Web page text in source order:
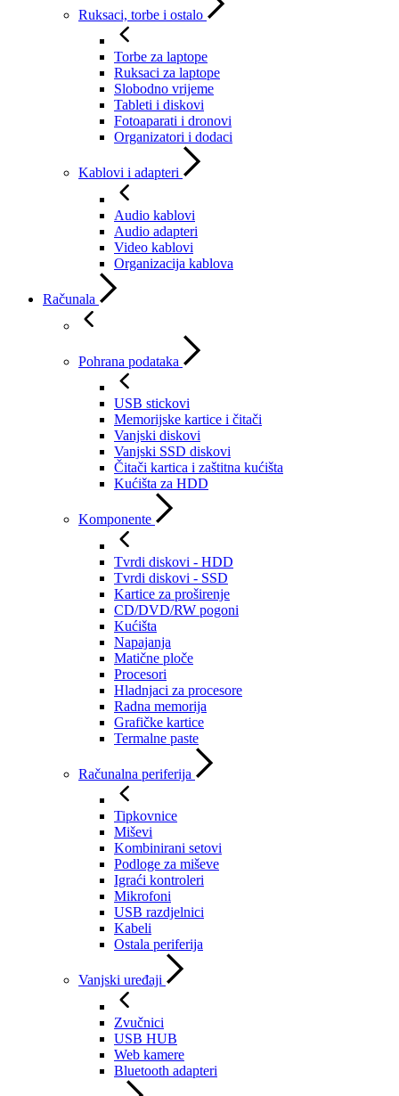
Ruksaci, torbe i ostalo
Torbe za laptope
Ruksaci za laptope
Slobodno vrijeme
Tableti i diskovi
Fotoaparati i dronovi
Organizatori i dodaci
Kablovi i adapteri
Audio kablovi
Audio adapteri
Video kablovi
Organizacija kablova
Računala
Pohrana podataka
USB stickovi
Memorijske kartice i čitači
Vanjski diskovi
Vanjski SSD diskovi
Čitači kartica i zaštitna kućišta
Kućišta za HDD
Komponente
Tvrdi diskovi - HDD
Tvrdi diskovi - SSD
Kartice za proširenje
CD/DVD/RW pogoni
Kućišta
Napajanja
Matične ploče
Procesori
Hladnjaci za procesore
Radna memorija
Grafičke kartice
Termalne paste
Računalna periferija
Tipkovnice
Miševi
Kombinirani setovi
Podloge za miševe
Igraći kontroleri
Mikrofoni
USB razdjelnici
Kabeli
Ostala periferija
Vanjski uređaji
Zvučnici
USB HUB
Web kamere
Bluetooth adapteri